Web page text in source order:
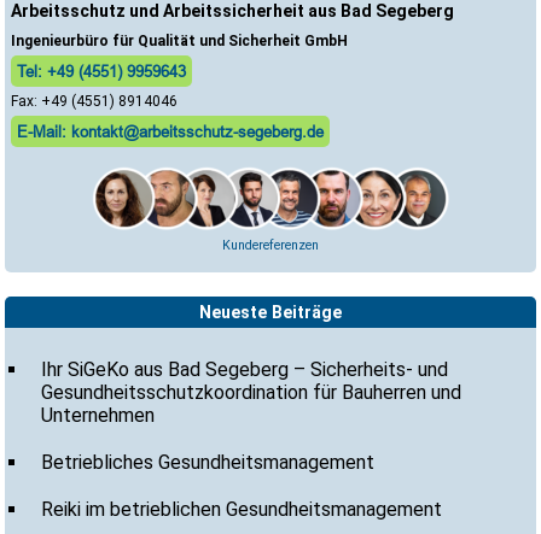
Arbeitsschutz und Arbeitssicherheit aus Bad Segeberg
Ingenieurbüro für Qualität und Sicherheit GmbH
Tel: +49 (4551) 9959643
Fax: +49 (4551) 8914046
E-Mail: kontakt@arbeitsschutz-segeberg.de
Kundereferenzen
Neueste Beiträge
Ihr SiGeKo aus Bad Segeberg – Sicherheits- und
Gesundheitsschutzkoordination für Bauherren und
Unternehmen
Betriebliches Gesundheitsmanagement
Reiki im betrieblichen Gesundheitsmanagement